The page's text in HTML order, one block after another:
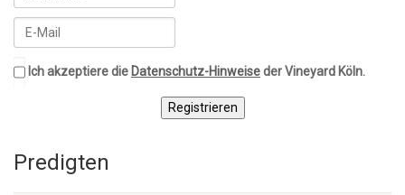
Ich akzeptiere die Datenschutz-Hinweiseder Vineyard Köln.
Registrieren
Predigten